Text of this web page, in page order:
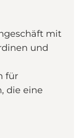
mit
und
für
die eine